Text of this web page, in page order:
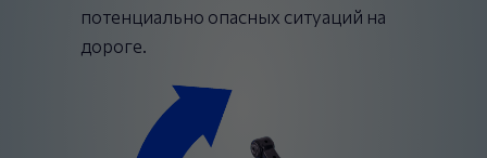
потенциально опасных ситуаций на
дороге.